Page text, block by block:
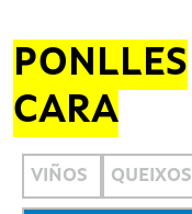
PONLLES
CARA
VIÑOS QUEIXOS